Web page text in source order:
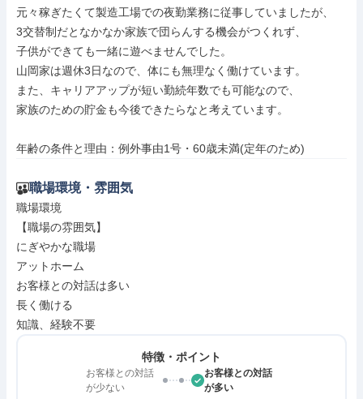
元々稼ぎたくて製造工場での夜勤業務に従事していましたが、
3交替制だとなかなか家族で団らんする機会がつくれず、
子供ができても一緒に遊べませんでした。
山岡家は週休3日なので、体にも無理なく働けています。
また、キャリアアップが短い勤続年数でも可能なので、
家族のための貯金も今後できたらなと考えています。
年齢の条件と理由：例外事由1号・60歳未満(定年のため)
職場環境・雰囲気
職場環境
【職場の雰囲気】
にぎやかな職場
アットホーム
お客様との対話は多い
長く働ける
知識、経験不要
特徴・ポイント
お客様との対話
が少ない
お客様との対話
が多い